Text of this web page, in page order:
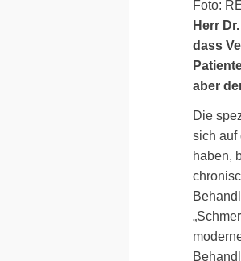
Foto:
Herr
dass
aber
Die
sich auf
haben,